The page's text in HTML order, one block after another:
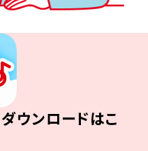
ダウンロードはこ